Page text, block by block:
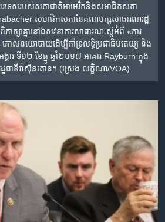
បរទេស​របស់​សភាជាតិ​អាមេរិក​និង​សមាជិក​សភា​
សមាជិក​សភា​នៃ​គណបក្ស​សាធារណរដ្ឋ​
ាក្សា​គ្នា​នៅ​ឯ​សវនាការ​សាធារណៈ​​ស្តីអំពី​ «ការ​
គោល​នយោបាយ​ដើម្បី​គាំទ្រ​លទ្ធិប្រជាធិបតេយ្យ ​និង​
គារ ទី១២ ខែ​ធ្នូ ឆ្នាំ២០១៧​ អាគារ Rayburn ក្នុង​
ដ្ឋធានី​វ៉ាស៊ីនតោន។ (ស្រេង លក្ខិណា/VOA)